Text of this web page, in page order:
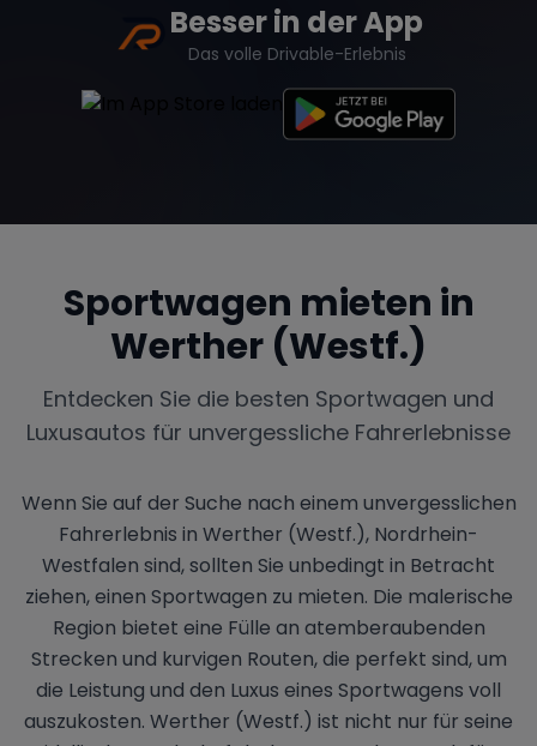
Besser in der App
Das volle Drivable-Erlebnis
Sportwagen mieten in
Werther (Westf.)
Entdecken Sie die besten Sportwagen und
Luxusautos für unvergessliche Fahrerlebnisse
Wenn Sie auf der Suche nach einem unvergesslichen
Fahrerlebnis in Werther (Westf.), Nordrhein-
Westfalen sind, sollten Sie unbedingt in Betracht
ziehen, einen Sportwagen zu mieten. Die malerische
Region bietet eine Fülle an atemberaubenden
Strecken und kurvigen Routen, die perfekt sind, um
die Leistung und den Luxus eines Sportwagens voll
auszukosten. Werther (Westf.) ist nicht nur für seine